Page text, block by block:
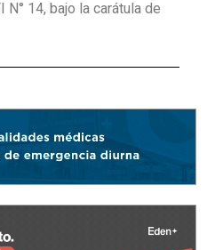
14, bajo la carátula de